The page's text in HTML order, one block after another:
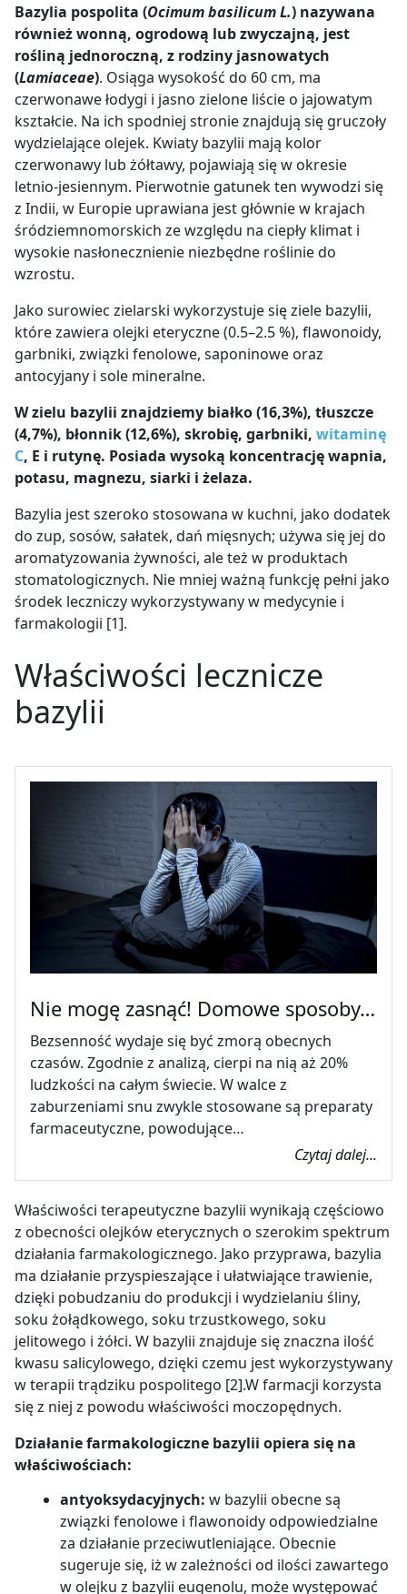
Bazylia pospolita (Ocimum basilicum L.) nazywana
również wonną, ogrodową lub zwyczajną, jest
rośliną jednoroczną, z rodziny jasnowatych
(Lamiaceae). Osiąga wysokość do 60 cm, ma
czerwonawe łodygi i jasno zielone liście o jajowatym
kształcie. Na ich spodniej stronie znajdują się gruczoły
wydzielające olejek. Kwiaty bazylii mają kolor
czerwonawy lub żółtawy, pojawiają się w okresie
letnio-jesiennym. Pierwotnie gatunek ten wywodzi się
z Indii, w Europie uprawiana jest głównie w krajach
śródziemnomorskich ze względu na ciepły klimat i
wysokie nasłonecznienie niezbędne roślinie do
wzrostu.
Jako surowiec zielarski wykorzystuje się ziele bazylii,
które zawiera olejki eteryczne (0.5–2.5 %), flawonoidy,
garbniki, związki fenolowe, saponinowe oraz
antocyjany i sole mineralne.
W zielu bazylii znajdziemy białko (16,3%), tłuszcze
(4,7%), błonnik (12,6%), skrobię, garbniki, witaminę
C, E i rutynę. Posiada wysoką koncentrację wapnia,
potasu, magnezu, siarki i żelaza.
Bazylia jest szeroko stosowana w kuchni, jako dodatek
do zup, sosów, sałatek, dań mięsnych; używa się jej do
aromatyzowania żywności, ale też w produktach
stomatologicznych. Nie mniej ważną funkcję pełni jako
środek leczniczy wykorzystywany w medycynie i
farmakologii [1].
Właściwości lecznicze
bazylii
Nie mogę zasnąć! Domowe sposoby…
Bezsenność wydaje się być zmorą obecnych
czasów. Zgodnie z analizą, cierpi na nią aż 20%
ludzkości na całym świecie. W walce z
zaburzeniami snu zwykle stosowane są preparaty
farmaceutyczne, powodujące…
Czytaj dalej...
Właściwości terapeutyczne bazylii wynikają częściowo
z obecności olejków eterycznych o szerokim spektrum
działania farmakologicznego. Jako przyprawa, bazylia
ma działanie przyspieszające i ułatwiające trawienie,
dzięki pobudzaniu do produkcji i wydzielaniu śliny,
soku żołądkowego, soku trzustkowego, soku
jelitowego i żółci. W bazylii znajduje się znaczna ilość
kwasu salicylowego, dzięki czemu jest wykorzystywany
w terapii trądziku pospolitego [2].W farmacji korzysta
się z niej z powodu właściwości moczopędnych.
Działanie farmakologiczne bazylii opiera się na
właściwościach:
antyoksydacyjnych: w bazylii obecne są
związki fenolowe i flawonoidy odpowiedzialne
za działanie przeciwutleniające. Obecnie
sugeruje się, iż w zależności od ilości zawartego
w olejku z bazylii eugenolu, może występować